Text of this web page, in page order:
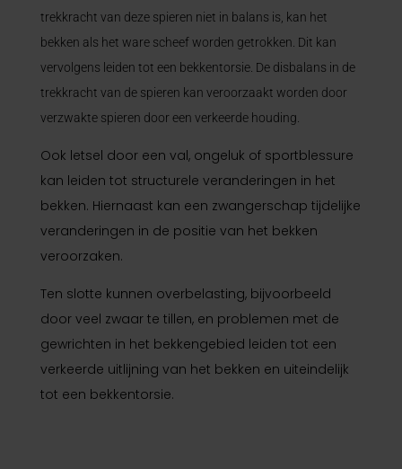
trekkracht van deze spieren niet in balans is, kan het
bekken als het ware scheef worden getrokken. Dit kan
vervolgens leiden tot een bekkentorsie. De disbalans in de
trekkracht van de spieren kan veroorzaakt worden door
verzwakte spieren door een verkeerde houding.
Ook letsel door een val, ongeluk of sportblessure
kan leiden tot structurele veranderingen in het
bekken. Hiernaast kan een zwangerschap tijdelijke
veranderingen in de positie van het bekken
veroorzaken.
Ten slotte kunnen overbelasting, bijvoorbeeld
door veel zwaar te tillen, en problemen met de
gewrichten in het bekkengebied leiden tot een
verkeerde uitlijning van het bekken en uiteindelijk
tot een bekkentorsie.